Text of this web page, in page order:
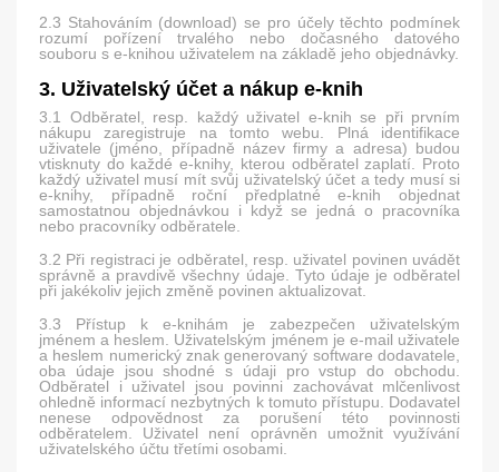
2.3 Stahováním (download) se pro účely těchto podmínek
rozumí pořízení trvalého nebo dočasného datového
souboru s e-knihou uživatelem na základě jeho objednávky.
3. Uživatelský účet a nákup e-knih
3.1 Odběratel, resp. každý uživatel e-knih se při prvním
nákupu zaregistruje na tomto webu. Plná identifikace
uživatele (jméno, případně název firmy a adresa) budou
vtisknuty do každé e-knihy, kterou odběratel zaplatí. Proto
každý uživatel musí mít svůj uživatelský účet a tedy musí si
e-knihy, případně roční předplatné e-knih objednat
samostatnou objednávkou i když se jedná o pracovníka
nebo pracovníky odběratele.
3.2 Při registraci je odběratel, resp. uživatel povinen uvádět
správně a pravdivě všechny údaje. Tyto údaje je odběratel
při jakékoliv jejich změně povinen aktualizovat.
3.3 Přístup k e-knihám je zabezpečen uživatelským
jménem a heslem. Uživatelským jménem je e-mail uživatele
a heslem numerický znak generovaný software dodavatele,
oba údaje jsou shodné s údaji pro vstup do obchodu.
Odběratel i uživatel jsou povinni zachovávat mlčenlivost
ohledně informací nezbytných k tomuto přístupu. Dodavatel
nenese odpovědnost za porušení této povinnosti
odběratelem. Uživatel není oprávněn umožnit využívání
uživatelského účtu třetími osobami.